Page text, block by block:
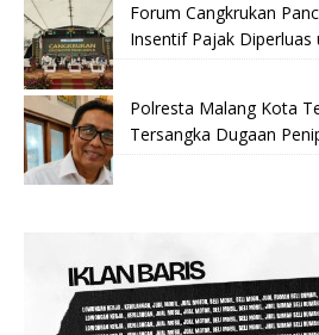
Forum Cangkrukan
Insentif Pajak Diperluas
Polresta Malang Kota
Tersangka Dugaan